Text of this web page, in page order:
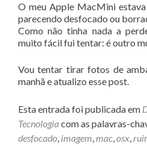
O meu Apple MacMini
parecendo desfocado ou
Como não tinha nada a
muito fácil fui tentar: é outro
Vou tentar tirar fotos de
manhã e atualizo esse post.
Esta entrada foi publicada em
Tecnologiacom as palavras-
desfocado, imagem,mac,osx,